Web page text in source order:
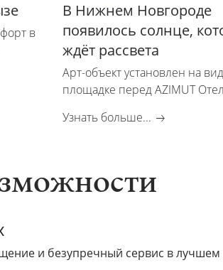
в
В Нижнем Новгороде
появилось солнце,
ждёт рассвета
Арт-объект установлен на
площадке перед AZIMUT
Узнать больше...
и безупречный сервис в лучшем